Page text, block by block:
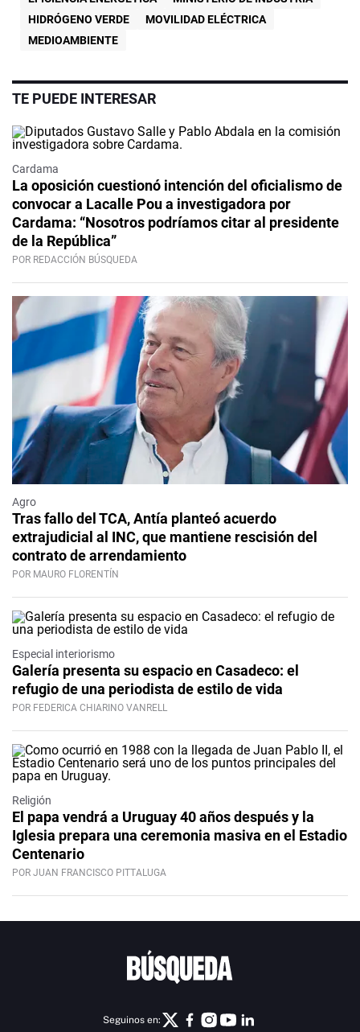
HIDRÓGENO VERDE
MOVILIDAD ELÉCTRICA
MEDIOAMBIENTE
TE PUEDE INTERESAR
Cardama
La oposición cuestionó intención del oficialismo de
convocar a Lacalle Pou a investigadora por
Cardama: “Nosotros podríamos citar al presidente
de la República”
POR REDACCIÓN BÚSQUEDA
Agro
Tras fallo del TCA, Antía planteó acuerdo
extrajudicial al INC, que mantiene rescisión del
contrato de arrendamiento
POR MAURO FLORENTÍN
Especial interiorismo
Galería presenta su espacio en Casadeco: el
refugio de una periodista de estilo de vida
POR FEDERICA CHIARINO VANRELL
Religión
El papa vendrá a Uruguay 40 años después y la
Iglesia prepara una ceremonia masiva en el Estadio
Centenario
POR JUAN FRANCISCO PITTALUGA
Seguinos en: